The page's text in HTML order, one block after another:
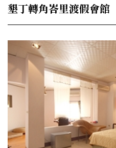
墾丁轉角峇里渡假會館